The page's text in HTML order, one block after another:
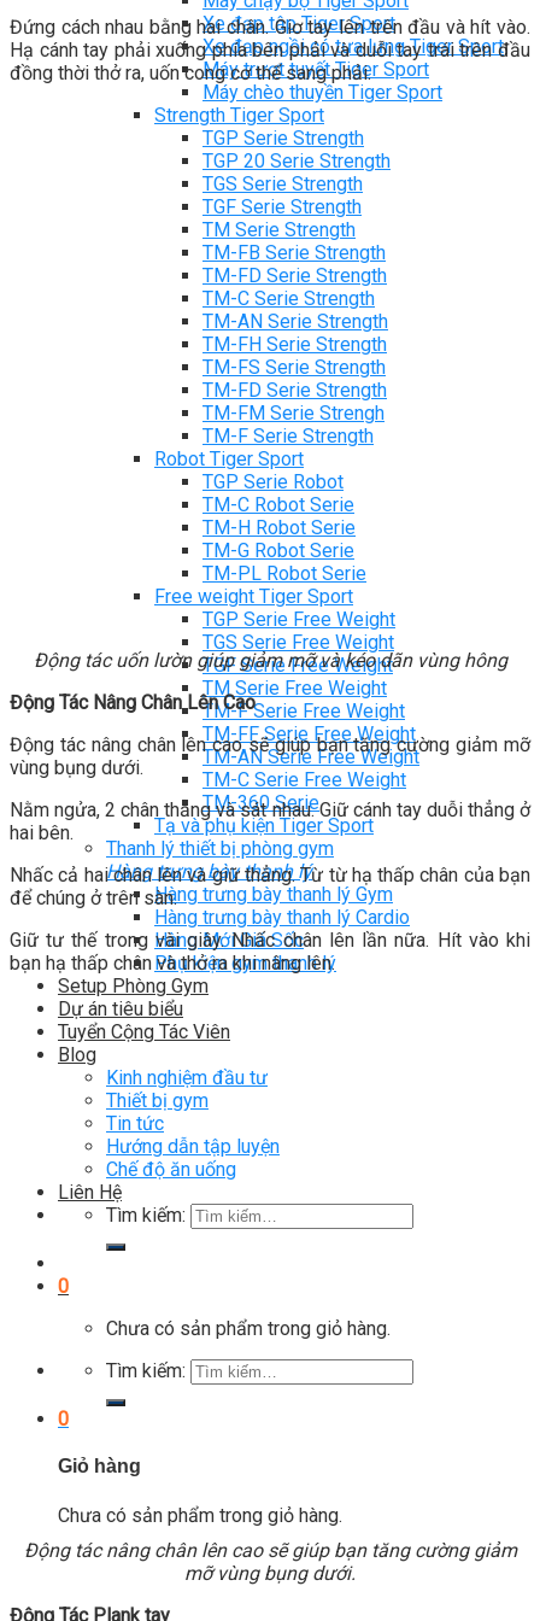
Xe đạp tập Tiger Sport
Xe đạp ngồi có tựa lưng Tiger Sport
Máy trượt tuyết Tiger Sport
Máy chèo thuyền Tiger Sport
Strength Tiger Sport
TGP Serie Strength
TGP 20 Serie Strength
TGS Serie Strength
TGF Serie Strength
TM Serie Strength
TM-FB Serie Strength
TM-FD Serie Strength
TM-C Serie Strength
TM-AN Serie Strength
TM-FH Serie Strength
TM-FS Serie Strength
TM-FD Serie Strength
TM-FM Serie Strengh
TM-F Serie Strength
Robot Tiger Sport
TGP Serie Robot
TM-C Robot Serie
TM-H Robot Serie
TM-G Robot Serie
TM-PL Robot Serie
Free weight Tiger Sport
TGP Serie Free Weight
TGS Serie Free Weight
TGF Serie Free Weight
TM Serie Free Weight
TM-F Serie Free Weight
TM-FF Serie Free Weight
TM-AN Serie Free Weight
TM-C Serie Free Weight
TM-360 Serie
Tạ và phụ kiện Tiger Sport
Thanh lý thiết bị phòng gym
Hàng trưng bày thanh lý
Hàng trưng bày thanh lý Gym
Hàng trưng bày thanh lý Cardio
Hàng Mới Giá Sốc
Phụ kiện gym thanh lý
Setup Phòng Gym
Dự án tiêu biểu
Tuyển Cộng Tác Viên
Blog
Kinh nghiệm đầu tư
Thiết bị gym
Tin tức
Hướng dẫn tập luyện
Chế độ ăn uống
Liên Hệ
Tìm kiếm:
0
Chưa có sản phẩm trong giỏ hàng.
Tìm kiếm:
0
Giỏ hàng
Chưa có sản phẩm trong giỏ hàng.
Đứng cách nhau bằng hai chân. Giơ tay lên trên đầu và hít vào.
Hạ cánh tay phải xuống phía bên phải và duỗi tay trái trên đầu
đồng thời thở ra, uốn cong cơ thể sang phải.
Động tác uốn lườn giúp giảm mỡ và kéo dãn vùng hông
Động Tác Nâng Chân Lên Cao
Động tác nâng chân lên cao sẽ giúp bạn tăng cường giảm mỡ
vùng bụng dưới.
Nằm ngửa, 2 chân thẳng và sát nhau. Giữ cánh tay duỗi thẳng ở
hai bên.
Nhấc cả hai chân lên và giữ thẳng. Từ từ hạ thấp chân của bạn
để chúng ở trên sàn.
Giữ tư thế trong vài giây. Nhấc chân lên lần nữa. Hít vào khi
bạn hạ thấp chân và thở ra khi nâng lên.
Động tác nâng chân lên cao sẽ giúp bạn tăng cường giảm
mỡ vùng bụng dưới.
Động Tác Plank tay